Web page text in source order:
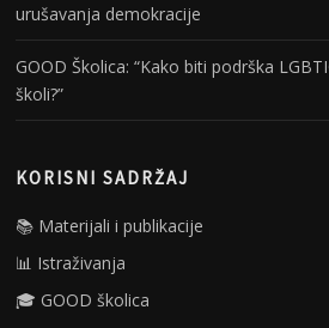
urušavanja demokracije
GOOD Školica: “Kako biti podrška
školi?”
KORISNI SADRŽAJ
📚 Materijali i publikacije
📊 Istraživanja
🎓 GOOD školica